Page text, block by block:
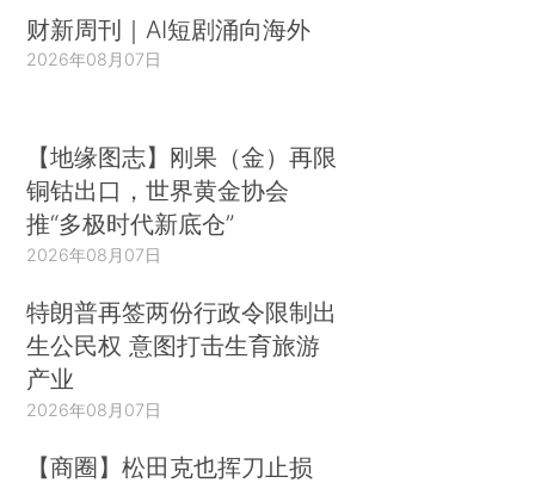
财新周刊｜AI短剧涌向海外
2026年08月07日
【地缘图志】刚果（金）再限
铜钴出口，世界黄金协会
推“多极时代新底仓”
2026年08月07日
特朗普再签两份行政令限制出
生公民权 意图打击生育旅游
产业
2026年08月07日
【商圈】松田克也挥刀止损